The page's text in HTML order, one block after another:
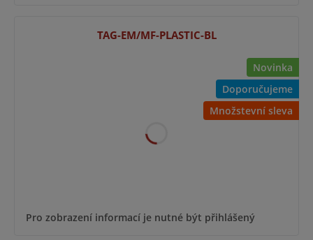
Novinka
Doporučujeme
Množstevní sleva
TAG-EM/MF-PLASTIC-BL
Pro zobrazení informací je nutné být přihlášený